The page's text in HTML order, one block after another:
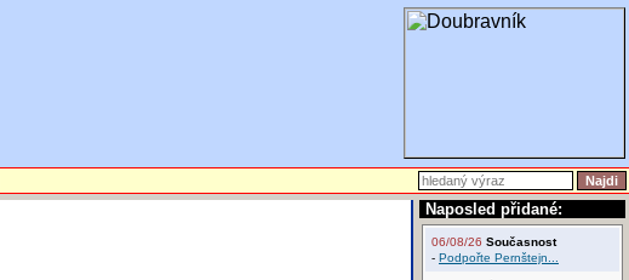
Naposled přidané:
06/08/26 Současnost
- Podpořte Pernštejn...